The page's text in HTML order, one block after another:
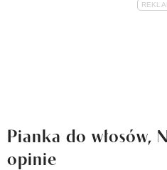
Pianka do włosów,
opinie